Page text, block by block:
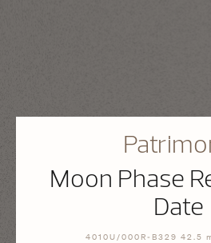
Moon Phase
Date
4010U/000R-B329 42.5